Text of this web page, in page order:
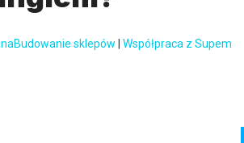
Budowanie sklepów Współpraca z Supem